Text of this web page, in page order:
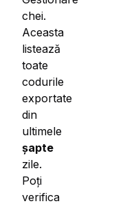
chei.
Aceasta
listează
toate
codurile
exportate
din
ultimele
șapte
zile.
Poți
verifica